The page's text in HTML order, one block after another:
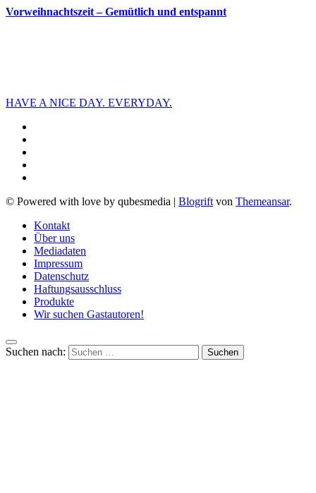
Vorweihnachtszeit – Gemütlich und entspannt
HAVE A NICE DAY. EVERYDAY.
© Powered with love by qubesmedia | Blogrift von Themeansar.
Kontakt
Über uns
Mediadaten
Impressum
Datenschutz
Haftungsausschluss
Produkte
Wir suchen Gastautoren!
Suchen nach: